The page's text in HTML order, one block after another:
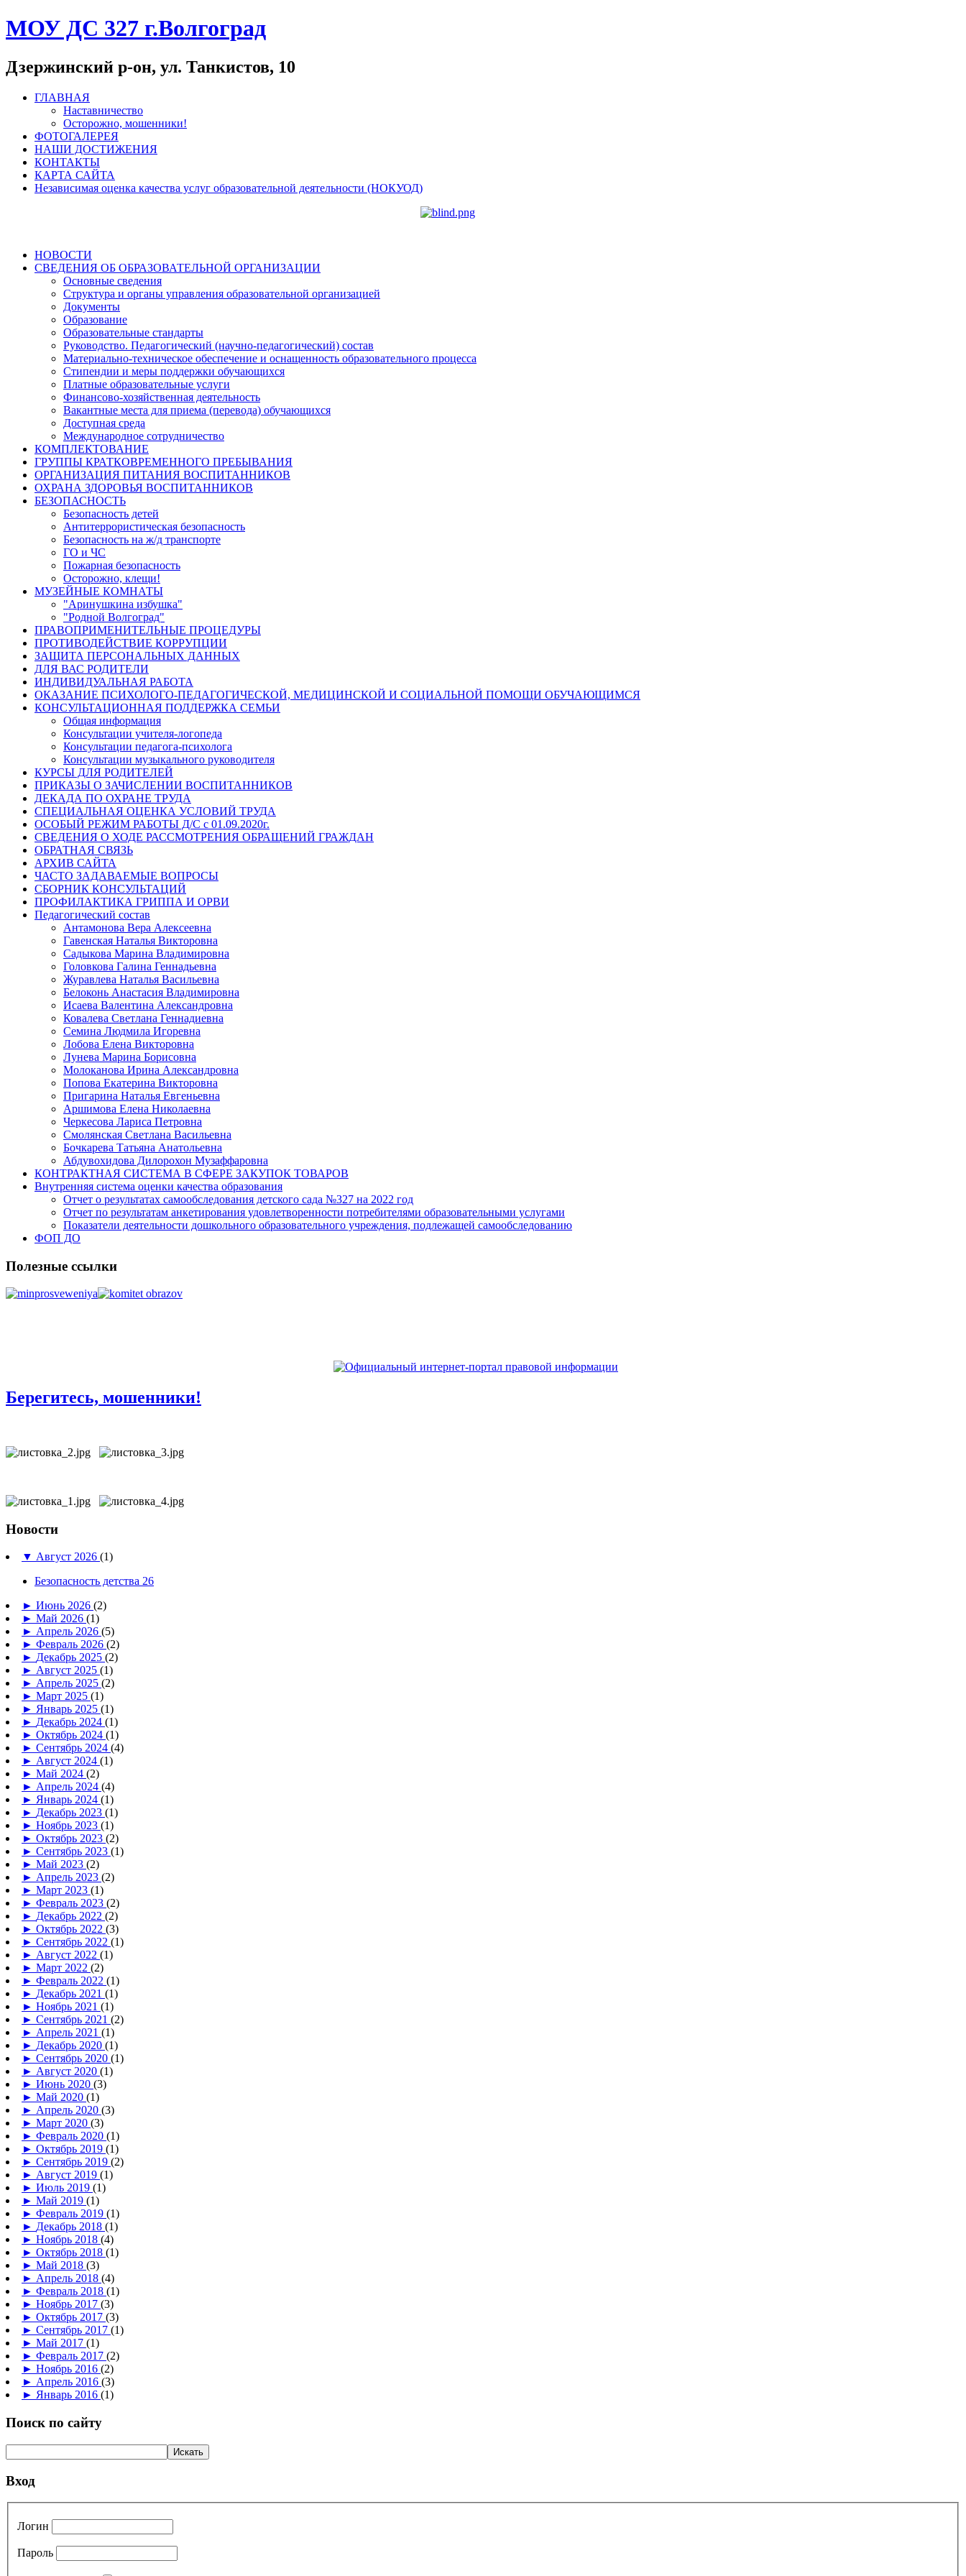
МОУ ДС 327 г.Волгоград
Дзержинский р-он, ул. Танкистов, 10
ГЛАВНАЯ
Наставничество
Осторожно, мошенники!
ФОТОГАЛЕРЕЯ
НАШИ ДОСТИЖЕНИЯ
КОНТАКТЫ
КАРТА САЙТА
Независимая оценка качества услуг образовательной деятельности (НОКУОД)
НОВОСТИ
СВЕДЕНИЯ ОБ ОБРАЗОВАТЕЛЬНОЙ ОРГАНИЗАЦИИ
Основные сведения
Структура и органы управления образовательной организацией
Документы
Образование
Образовательные стандарты
Руководство. Педагогический (научно-педагогический) состав
Материально-техническое обеспечение и оснащенность образовательного процесса
Стипендии и меры поддержки обучающихся
Платные образовательные услуги
Финансово-хозяйственная деятельность
Вакантные места для приема (перевода) обучающихся
Доступная среда
Международное сотрудничество
КОМПЛЕКТОВАНИЕ
ГРУППЫ КРАТКОВРЕМЕННОГО ПРЕБЫВАНИЯ
ОРГАНИЗАЦИЯ ПИТАНИЯ ВОСПИТАННИКОВ
ОХРАНА ЗДОРОВЬЯ ВОСПИТАННИКОВ
БЕЗОПАСНОСТЬ
Безопасность детей
Антитеррористическая безопасность
Безопасность на ж/д транспорте
ГО и ЧС
Пожарная безопасность
Осторожно, клещи!
МУЗЕЙНЫЕ КОМНАТЫ
"Аринушкина избушка"
"Родной Волгоград"
ПРАВОПРИМЕНИТЕЛЬНЫЕ ПРОЦЕДУРЫ
ПРОТИВОДЕЙСТВИЕ КОРРУПЦИИ
ЗАЩИТА ПЕРСОНАЛЬНЫХ ДАННЫХ
ДЛЯ ВАС РОДИТЕЛИ
ИНДИВИДУАЛЬНАЯ РАБОТА
ОКАЗАНИЕ ПСИХОЛОГО-ПЕДАГОГИЧЕСКОЙ, МЕДИЦИНСКОЙ И СОЦИАЛЬНОЙ ПОМОЩИ ОБУЧАЮЩИМСЯ
КОНСУЛЬТАЦИОННАЯ ПОДДЕРЖКА СЕМЬИ
Общая информация
Консультации учителя-логопеда
Консультации педагога-психолога
Консультации музыкального руководителя
КУРСЫ ДЛЯ РОДИТЕЛЕЙ
ПРИКАЗЫ О ЗАЧИСЛЕНИИ ВОСПИТАННИКОВ
ДЕКАДА ПО ОХРАНЕ ТРУДА
СПЕЦИАЛЬНАЯ ОЦЕНКА УСЛОВИЙ ТРУДА
ОСОБЫЙ РЕЖИМ РАБОТЫ Д/С с 01.09.2020г.
СВЕДЕНИЯ О ХОДЕ РАССМОТРЕНИЯ ОБРАЩЕНИЙ ГРАЖДАН
ОБРАТНАЯ СВЯЗЬ
АРХИВ САЙТА
ЧАСТО ЗАДАВАЕМЫЕ ВОПРОСЫ
СБОРНИК КОНСУЛЬТАЦИЙ
ПРОФИЛАКТИКА ГРИППА И ОРВИ
Педагогический состав
Антамонова Вера Алексеевна
Гавенская Наталья Викторовна
Садыкова Марина Владимировна
Головкова Галина Геннадьевна
Журавлева Наталья Васильевна
Белоконь Анастасия Владимировна
Исаева Валентина Александровна
Ковалева Светлана Геннадиевна
Семина Людмила Игоревна
Лобова Елена Викторовна
Лунева Марина Борисовна
Молоканова Ирина Александровна
Попова Екатерина Викторовна
Пригарина Наталья Евгеньевна
Аршимова Елена Николаевна
Черкесова Лариса Петровна
Смолянская Светлана Васильевна
Бочкарева Татьяна Анатольевна
Абдувохидова Дилорохон Музаффаровна
КОНТРАКТНАЯ СИСТЕМА В СФЕРЕ ЗАКУПОК ТОВАРОВ
Внутренняя система оценки качества образования
Отчет о результатах самообследования детского сада №327 на 2022 год
Отчет по результатам анкетирования удовлетворенности потребителями образовательными услугами
Показатели деятельности дошкольного образовательного учреждения, подлежащей самообследованию
ФОП ДО
Полезные ссылки
Берегитесь, мошенники!
Новости
▼ Август 2026 (1)
Безопасность детства 26
► Июнь 2026 (2)
► Май 2026 (1)
► Апрель 2026 (5)
► Февраль 2026 (2)
► Декабрь 2025 (2)
► Август 2025 (1)
► Апрель 2025 (2)
► Март 2025 (1)
► Январь 2025 (1)
► Декабрь 2024 (1)
► Октябрь 2024 (1)
► Сентябрь 2024 (4)
► Август 2024 (1)
► Май 2024 (2)
► Апрель 2024 (4)
► Январь 2024 (1)
► Декабрь 2023 (1)
► Ноябрь 2023 (1)
► Октябрь 2023 (2)
► Сентябрь 2023 (1)
► Май 2023 (2)
► Апрель 2023 (2)
► Март 2023 (1)
► Февраль 2023 (2)
► Декабрь 2022 (2)
► Октябрь 2022 (3)
► Сентябрь 2022 (1)
► Август 2022 (1)
► Март 2022 (2)
► Февраль 2022 (1)
► Декабрь 2021 (1)
► Ноябрь 2021 (1)
► Сентябрь 2021 (2)
► Апрель 2021 (1)
► Декабрь 2020 (1)
► Сентябрь 2020 (1)
► Август 2020 (1)
► Июнь 2020 (3)
► Май 2020 (1)
► Апрель 2020 (3)
► Март 2020 (3)
► Февраль 2020 (1)
► Октябрь 2019 (1)
► Сентябрь 2019 (2)
► Август 2019 (1)
► Июль 2019 (1)
► Май 2019 (1)
► Февраль 2019 (1)
► Декабрь 2018 (1)
► Ноябрь 2018 (4)
► Октябрь 2018 (1)
► Май 2018 (3)
► Апрель 2018 (4)
► Февраль 2018 (1)
► Ноябрь 2017 (3)
► Октябрь 2017 (3)
► Сентябрь 2017 (1)
► Май 2017 (1)
► Февраль 2017 (2)
► Ноябрь 2016 (2)
► Апрель 2016 (3)
► Январь 2016 (1)
Поиск по сайту
Вход
Логин
Пароль